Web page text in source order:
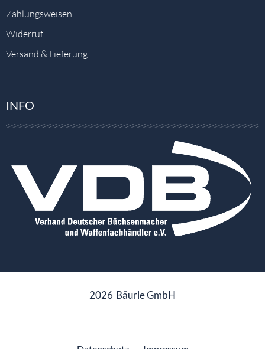
Zahlungsweisen
Widerruf
Versand & Lieferung
INFO
2026 Bäurle GmbH